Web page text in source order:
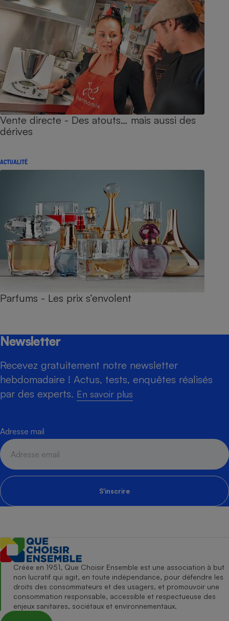
Vente directe - Des atouts… mais aussi des
dérives
ACTUALITÉ
Parfums - Les prix s’envolent
Newsletter
Recevez gratuitement notre newsletter
hebdomadaire ! Actus, tests, enquêtes réalisés
par des experts. En savoir plus
Adresse mail
S'inscrire
Créée en 1951, Que Choisir Ensemble est une association à but
non lucratif qui agit, en toute indépendance, pour défendre les
droits des consommateurs et des usagers, et promouvoir une
consommation responsable, accessible et respectueuse des
enjeux sanitaires, sociétaux et environnementaux.